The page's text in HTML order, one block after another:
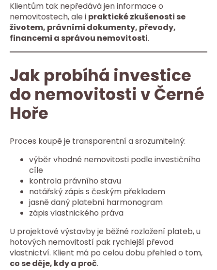
Klientům tak nepředává jen informace o
nemovitostech, ale i praktické zkušenosti se
životem, právními dokumenty, převody,
financemi a správou nemovitosti.
Jak probíhá investice
do nemovitosti v Černé
Hoře
Proces koupě je transparentní a srozumitelný:
výběr vhodné nemovitosti podle investičního
cíle
kontrola právního stavu
notářský zápis s českým překladem
jasně daný platební harmonogram
zápis vlastnického práva
U projektové výstavby je běžné rozložení plateb, u
hotových nemovitostí pak rychlejší převod
vlastnictví. Klient má po celou dobu přehled o tom,
co se děje, kdy a proč.